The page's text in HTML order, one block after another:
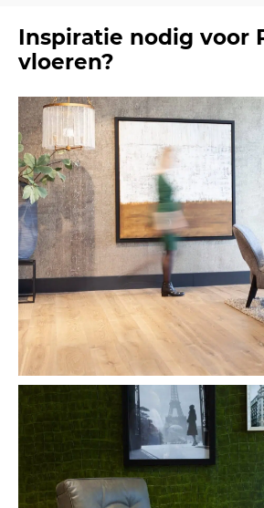
Inspiratie nodig voor
vloeren?